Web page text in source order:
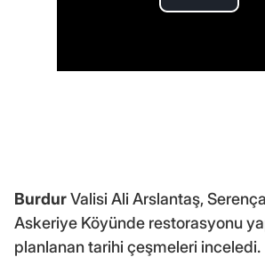
BurdurValisi Ali Arslantaş,
Askeriye Köyünde restorasyonu
planlanan tarihi çeşmeleri inceledi.